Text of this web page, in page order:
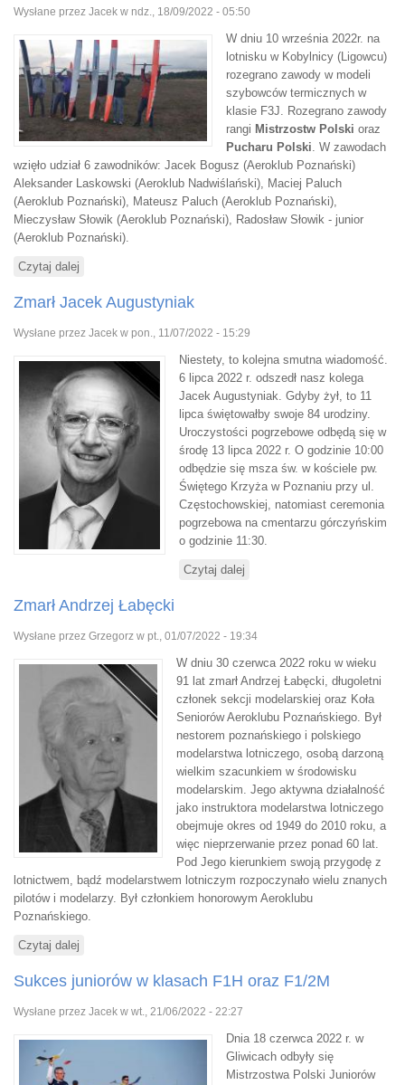
Wysłane przez Jacek w ndz., 18/09/2022 - 05:50
W dniu 10 września 2022r. na
lotnisku w Kobylnicy (Ligowcu)
rozegrano zawody w modeli
szybowców termicznych w
klasie F3J. Rozegrano zawody
rangi Mistrzostw Polski oraz
Pucharu Polski. W zawodach
wzięło udział 6 zawodników: Jacek Bogusz (Aeroklub Poznański)
Aleksander Laskowski (Aeroklub Nadwiślański), Maciej Paluch
(Aeroklub Poznański), Mateusz Paluch (Aeroklub Poznański),
Mieczysław Słowik (Aeroklub Poznański), Radosław Słowik - junior
(Aeroklub Poznański).
Czytaj dalej
Zmarł Jacek Augustyniak
Wysłane przez Jacek w pon., 11/07/2022 - 15:29
Niestety, to kolejna smutna wiadomość.
6 lipca 2022 r. odszedł nasz kolega
Jacek Augustyniak. Gdyby żył, to 11
lipca świętowałby swoje 84 urodziny.
Uroczystości pogrzebowe odbędą się w
środę 13 lipca 2022 r. O godzinie 10:00
odbędzie się msza św. w kościele pw.
Świętego Krzyża w Poznaniu przy ul.
Częstochowskiej, natomiast ceremonia
pogrzebowa na cmentarzu górczyńskim
o godzinie 11:30.
Czytaj dalej
Zmarł Andrzej Łabęcki
Wysłane przez Grzegorz w pt., 01/07/2022 - 19:34
W dniu 30 czerwca 2022 roku w wieku
91 lat zmarł Andrzej Łabęcki, długoletni
członek sekcji modelarskiej oraz Koła
Seniorów Aeroklubu Poznańskiego. Był
nestorem poznańskiego i polskiego
modelarstwa lotniczego, osobą darzoną
wielkim szacunkiem w środowisku
modelarskim. Jego aktywna działalność
jako instruktora modelarstwa lotniczego
obejmuje okres od 1949 do 2010 roku, a
więc nieprzerwanie przez ponad 60 lat.
Pod Jego kierunkiem swoją przygodę z
lotnictwem, bądź modelarstwem lotniczym rozpoczynało wielu znanych
pilotów i modelarzy. Był członkiem honorowym Aeroklubu
Poznańskiego.
Czytaj dalej
Sukces juniorów w klasach F1H oraz F1/2M
Wysłane przez Jacek w wt., 21/06/2022 - 22:27
Dnia 18 czerwca 2022 r. w
Gliwicach odbyły się
Mistrzostwa Polski Juniorów